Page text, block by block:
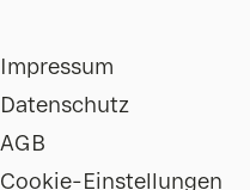
Impressum
Datenschutz
AGB
Cookie-Einstellungen